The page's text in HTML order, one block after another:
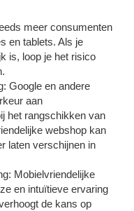
meer consumenten
en tablets. Als je
is, loop je het risico
Google en andere
aan
het rangschikken van
webshop kan
laten verschijnen in
Mobielvriendelijke
en intuïtieve ervaring
de kans op